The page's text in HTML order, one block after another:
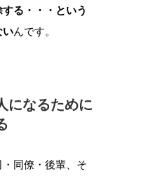
る・・・という
いんです。
になるために
同僚・後輩、そ